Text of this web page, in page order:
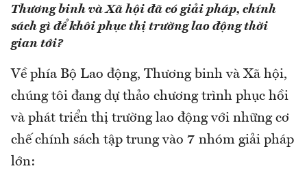
Thương binh và Xã hội đã có giải pháp, chính
sách gì để khôi phục thị trường lao động thời
gian tới?
Về phía Bộ Lao động, Thương binh và Xã hội,
chúng tôi đang dự thảo chương trình phục hồi
và phát triển thị trường lao động với những cơ
chế chính sách tập trung vào 7 nhóm giải pháp
lớn: